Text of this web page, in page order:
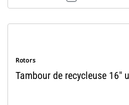
Rotors
Tambour de recycleuse 16"